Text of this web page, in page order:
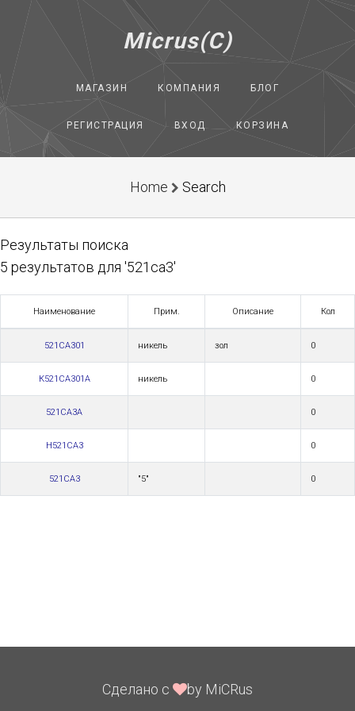
Micrus(C)
МАГАЗИН КОМПАНИЯ БЛОГ
РЕГИСТРАЦИЯ ВХОД КОРЗИНА
Home Search
Результаты поиска
5 результатов для '521са3'
Наименование Прим. Описание Кол
521СА301 никель зол 0
К521СА301А никель 0
521СА3А 0
Н521СА3 0
521СА3 "5" 0
Сделано с by MiCRus